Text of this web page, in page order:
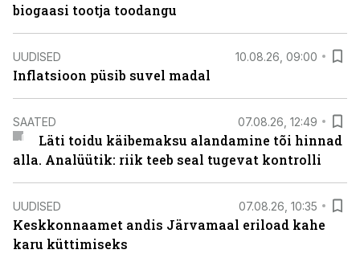
biogaasi tootja toodangu
UUDISED 10.08.26, 09:00
Inflatsioon püsib suvel madal
SAATED 07.08.26, 12:49
Läti toidu käibemaksu alandamine tõi hinnad
alla. Analüütik: riik teeb seal tugevat kontrolli
UUDISED 07.08.26, 10:35
Keskkonnaamet andis Järvamaal eriload kahe
karu küttimiseks